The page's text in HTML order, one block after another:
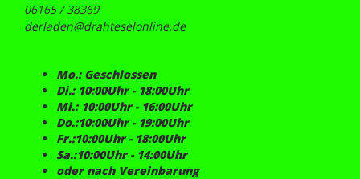
06165 / 38369
derladen@drahteselonline.de
Mo.: Geschlossen
Di.: 10:00Uhr - 18:00Uhr
Mi.: 10:00Uhr - 16:00Uhr
Do.:10:00Uhr - 19:00Uhr
Fr.:10:00Uhr - 18:00Uhr
Sa.:10:00Uhr - 14:00Uhr
oder nach Vereinbarung